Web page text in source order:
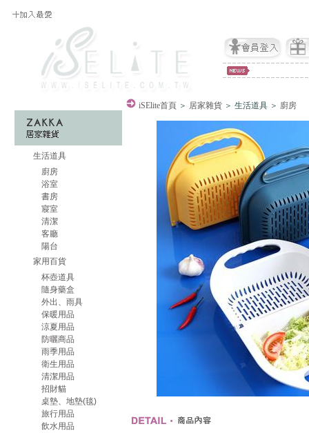
生活道具
廚房
浴室
書房
寢室
清潔
客廳
陽台
家用百貨
杯壺道具
隨身藥盒
外出、雨具
保暖用品
涼夏用品
防曬商品
雨季用品
衛生用品
清潔用品
招財貓
桌墊、地墊(毯)
旅行用品
飲水用品
iSElite首頁 ＞ 居家雜貨 ＞ 生活道具 ＞ 廚房